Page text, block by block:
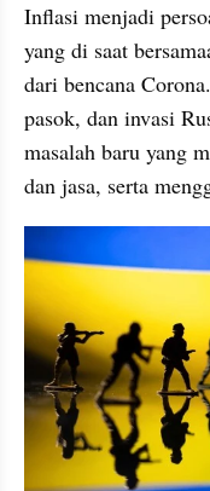
Inflasi menjadi
yang di saat
dari bencana
pasok, dan invasi
masalah baru yang
dan jasa, serta